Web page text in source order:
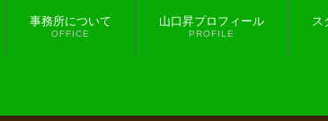
事務所について
OFFICE
山口昇プロフィール
PROFILE
ス